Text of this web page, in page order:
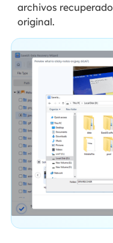
archivos
original.